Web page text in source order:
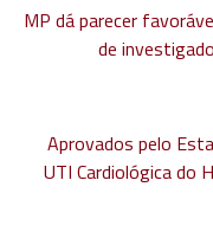
MP dá parecer
de
Aprovados pelo
UTI Cardiológica do